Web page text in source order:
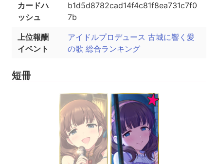
カードハ
ッシュ
b1d5d8782cad14f4c81f8ea731c7f0
7b
上位報酬
イベント
アイドルプロデュース 古城に響く愛
の歌 総合ランキング
短冊